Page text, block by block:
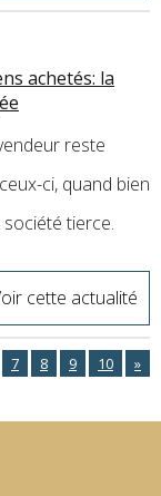
achetés: la
ci, quand bien
tierce.
cette actualité
7 8 9 10 »